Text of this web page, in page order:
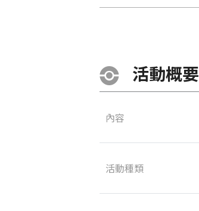
活動概要
內容
活動種類